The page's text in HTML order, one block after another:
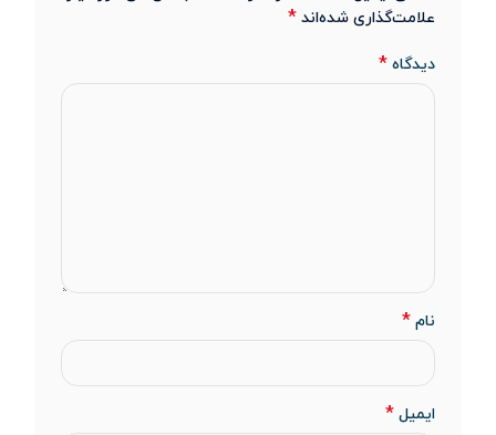
علامت‌گذاری شده‌اند *
دیدگاه *
نام *
ایمیل *